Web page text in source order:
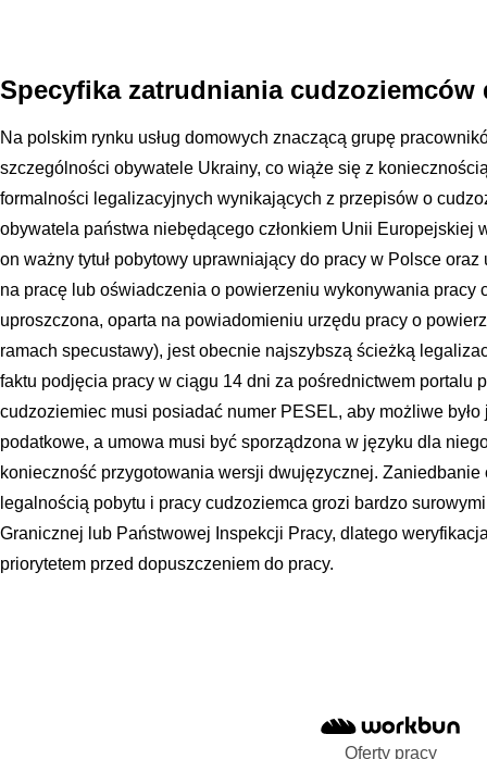
Specyfika zatrudniania cudzoziemców
Na polskim rynku usług domowych znaczącą grupę
szczególności obywatele Ukrainy, co wiąże się z
formalności legalizacyjnych wynikających z przepisów o
obywatela państwa niebędącego członkiem Unii Europejskiej
on ważny tytuł pobytowy uprawniający do pracy w Polsce
na pracę lub oświadczenia o powierzeniu wykonywania pracy
uproszczona, oparta na powiadomieniu urzędu pracy o
ramach specustawy), jest obecnie najszybszą ścieżką
faktu podjęcia pracy w ciągu 14 dni za pośrednictwem portalu
cudzoziemiec musi posiadać numer PESEL, aby możliwe
podatkowe, a umowa musi być sporządzona w języku dla
konieczność przygotowania wersji dwujęzycznej.
legalnością pobytu i pracy cudzoziemca grozi bardzo
Granicznej lub Państwowej Inspekcji Pracy, dlatego
priorytetem przed dopuszczeniem do pracy.
Oferty pracy